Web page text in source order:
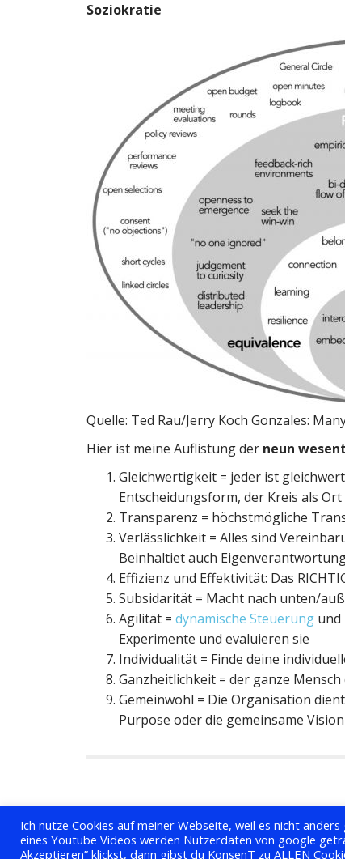
Soziokratie
Quelle: Ted Rau/Jerry Koch Gonzales:
Hier ist meine Auflistung der neun
Gleichwertigkeit = jeder ist
Entscheidungsform, der Kreis als
Transparenz = höchstmögliche
Verlässlichkeit = Alles sind
Beinhaltiet auch
Effizienz und Effektivität: Das
Subsidarität = Macht nach unten/
Agilität = dynamische Steuerung und
Experimente und evaluieren sie
Individualität = Finde deine
Ganzheitlichkeit = der ganze
Gemeinwohl = Die Organisation
Purpose oder die gemeinsame
Ich nutze Cookies auf meiner Webseite, weil es nicht
eines Youtube Videos werden Nutzerdaten von google
Akzeptieren” klickst, dann gibst du KonsenT zu ALLEN